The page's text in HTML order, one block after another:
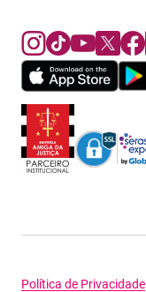
Política de Privacidade